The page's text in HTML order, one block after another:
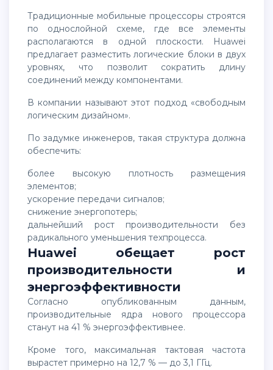
Традиционные мобильные процессоры строятся
по однослойной схеме, где все элементы
располагаются в одной плоскости. Huawei
предлагает разместить логические блоки в двух
уровнях, что позволит сократить длину
соединений между компонентами.
В компании называют этот подход «свободным
логическим дизайном».
По задумке инженеров, такая структура должна
обеспечить:
более высокую плотность размещения
элементов;
ускорение передачи сигналов;
снижение энергопотерь;
дальнейший рост производительности без
радикального уменьшения техпроцесса.
Huawei обещает рост
производительности и
энергоэффективности
Согласно опубликованным данным,
производительные ядра нового процессора
станут на 41 % энергоэффективнее.
Кроме того, максимальная тактовая частота
вырастет примерно на 12,7 % — до 3,1 ГГц.